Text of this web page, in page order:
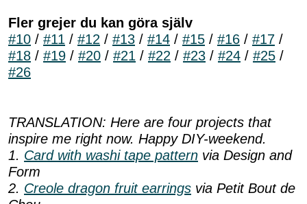
Fler grejer du kan göra själv
#10 / #11 / #12 / #13 / #14 / #15 / #16 / #17 /
#18 / #19 / #20 / #21 / #22 / #23 / #24 / #25 /
#26
TRANSLATION: Here are four projects that
inspire me right now. Happy DIY-weekend.
1. Card with washi tape pattern via Design and
Form
2. Creole dragon fruit earrings via Petit Bout de